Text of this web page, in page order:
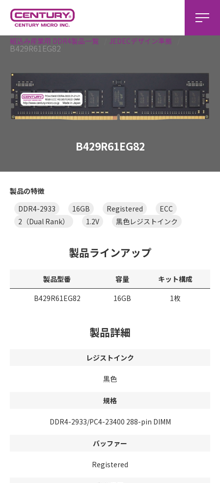
組込み産業用 DDR4製品一覧
JEDECデザイン準拠
B429R61EG82
B429R61EG82
製品の特徴
DDR4-2933
16GB Registered
ECC
2（Dual Rank）
1.2V 黒色レジストインク
製品ラインアップ
製品型番 容量
キット構成
B429R61EG82
16GB 1枚
製品詳細
レジストインク
黒色
規格
DDR4-2933/PC4-23400 288-pin DIMM
バッファー
Registered